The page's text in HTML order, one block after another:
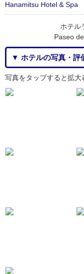
Hanamitsu Hotel & Spa
ホテル
Paseo
▼ ホテルの写真・評
写真をタップすると拡大